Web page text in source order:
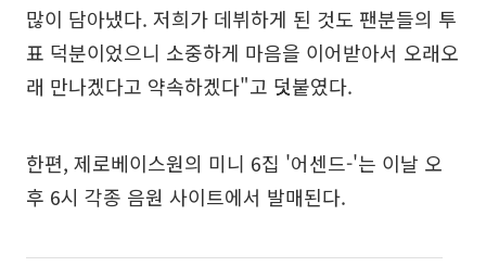
많이 담아냈다. 저희가 데뷔하게 된 것도 팬분들의 투
표 덕분이었으니 소중하게 마음을 이어받아서 오래오
래 만나겠다고 약속하겠다"고 덧붙였다.
한편, 제로베이스원의 미니 6집 '어센드-'는 이날 오
후 6시 각종 음원 사이트에서 발매된다.